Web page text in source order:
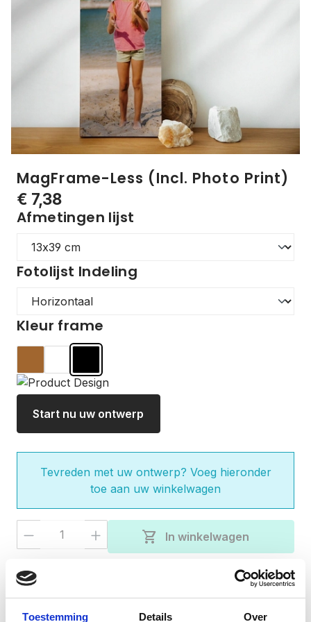
Toestemming Details Over
MagFrame-Less (Incl. Photo Print)
€ 7,38
Afmetingen lijst
Fotolijst Indeling
Kleur frame
Start nu uw ontwerp
Tevreden met uw ontwerp? Voeg hieronder
toe aan uw winkelwagen
Producthoeveelheid: Voer de
shopping_cart In winkelwagen
check
check